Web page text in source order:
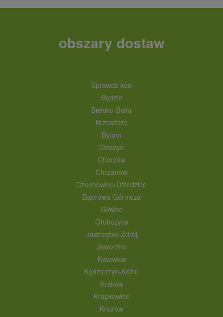
obszary dostaw
Sprawdź kod
Będzin
Bielsko-Biała
Brzeszcze
Bytom
Cieszyn
Chorzów
Chrzanów
Czechowice-Dziedzice
Dąbrowa Górnicza
Gliwice
Głubczyce
Jastrzębie-Zdrój
Jaworzno
Katowice
Kędzierzyn-Koźle
Kraków
Krapkowice
Knurów